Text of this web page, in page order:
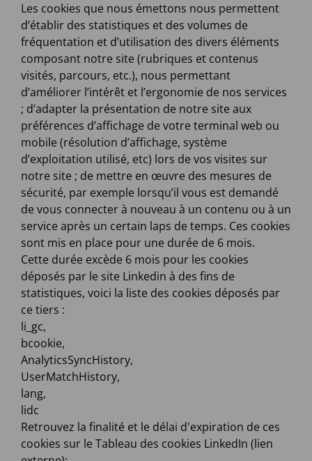
Les cookies que nous émettons nous permettent
d’établir des statistiques et des volumes de
fréquentation et d’utilisation des divers éléments
composant notre site (rubriques et contenus
visités, parcours, etc.), nous permettant
d’améliorer l’intérêt et l’ergonomie de nos services
; d’adapter la présentation de notre site aux
préférences d’affichage de votre terminal web ou
mobile (résolution d’affichage, système
d’exploitation utilisé, etc) lors de vos visites sur
notre site ; de mettre en œuvre des mesures de
sécurité, par exemple lorsqu’il vous est demandé
de vous connecter à nouveau à un contenu ou à un
service après un certain laps de temps. Ces cookies
sont mis en place pour une durée de 6 mois.
Cette durée excède 6 mois pour les cookies
déposés par le site Linkedin à des fins de
statistiques, voici la liste des cookies déposés par
ce tiers :
li_gc,
bcookie,
AnalyticsSyncHistory,
UserMatchHistory,
lang,
lidc
Retrouvez la finalité et le délai d'expiration de ces
cookies sur le Tableau des cookies LinkedIn (lien